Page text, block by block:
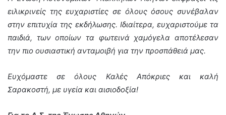
ειλικρινείς της ευχαριστίες σε όλους όσους συνέβαλαν
στην επιτυχία της εκδήλωσης. Ιδιαίτερα, ευχαριστούμε τα
παιδιά, των οποίων τα φωτεινά χαμόγελα αποτέλεσαν
την πιο ουσιαστική ανταμοιβή για την προσπάθειά μας.
Ευχόμαστε σε όλους Καλές Απόκριες και καλή
Σαρακοστή, με υγεία και αισιοδοξία!